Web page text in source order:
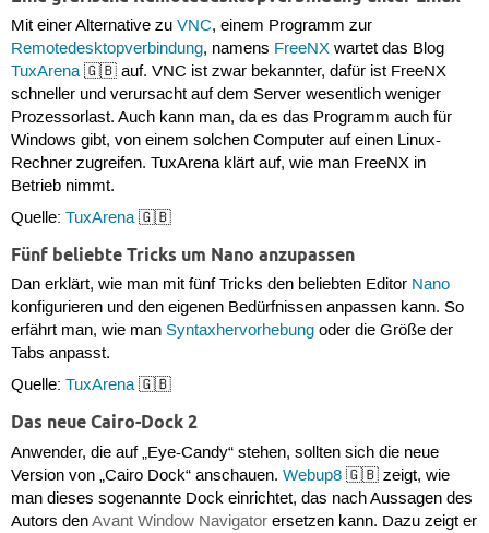
Mit einer Alternative zu VNC, einem Programm zur
Remotedesktopverbindung, namens FreeNXwartet das Blog
TuxArena🇬🇧 auf. VNC ist zwar bekannter, dafür ist FreeNX
schneller und verursacht auf dem Server wesentlich weniger
Prozessorlast. Auch kann man, da es das Programm auch für
Windows gibt, von einem solchen Computer auf einen Linux-
Rechner zugreifen. TuxArena klärt auf, wie man FreeNX in
Betrieb nimmt.
Quelle: TuxArena🇬🇧
Fünf beliebte Tricks um Nano anzupassen
Dan erklärt, wie man mit fünf Tricks den beliebten Editor Nano
konfigurieren und den eigenen Bedürfnissen anpassen kann. So
erfährt man, wie man Syntaxhervorhebungoder die Größe der
Tabs anpasst.
Quelle: TuxArena🇬🇧
Das neue Cairo-Dock 2
Anwender, die auf „Eye-Candy“ stehen, sollten sich die neue
Version von „Cairo Dock“ anschauen. Webup8🇬🇧 zeigt, wie
man dieses sogenannte Dock einrichtet, das nach Aussagen des
Autors denAvant Window Navigatorersetzen kann. Dazu zeigt er